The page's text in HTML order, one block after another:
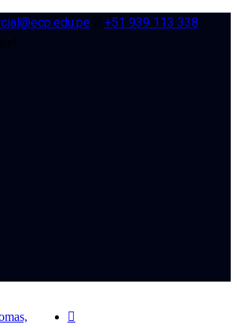
+51 939 113 338